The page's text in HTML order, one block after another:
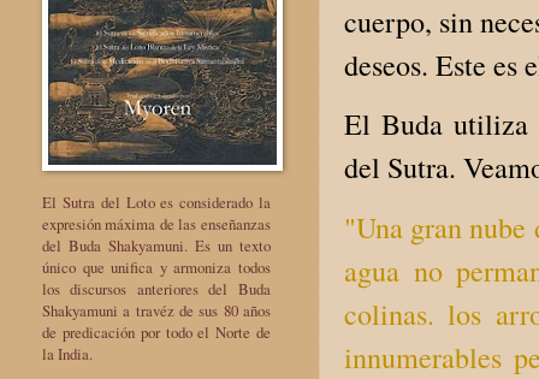
cuerpo, sin
deseos. Este es
El Buda utiliza
del Sutra.
"Una gran
agua no
colinas. los
innumerables
El Sutra del Loto es considerado la
expresión máxima de las enseñanzas
del Buda Shakyamuni. Es un texto
único que unifica y armoniza todos
los discursos anteriores del Buda
Shakyamuni a travéz de sus 80 años
de predicación por todo el Norte de
la India.